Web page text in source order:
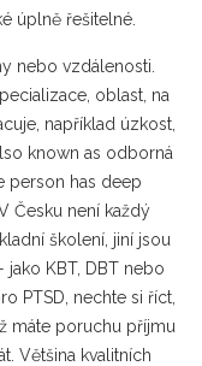
úplně řešitelné.
nebo vzdálenosti.
, oblast, na
například úzkost,
known as odborná
person has deep
Česku není každý
školení, jiní jsou
KBT, DBT nebo
PTSD, nechte si říct,
máte poruchu příjmu
Většina kvalitních